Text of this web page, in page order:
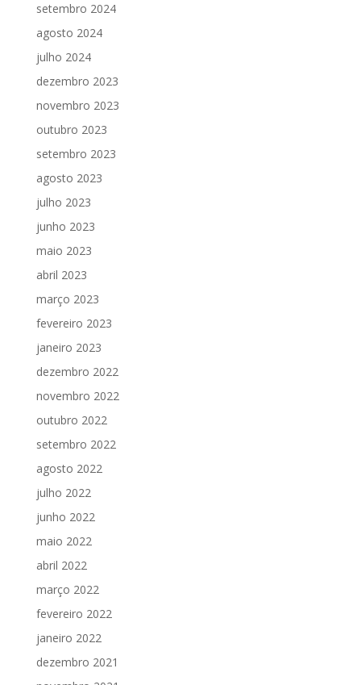
setembro 2024
agosto 2024
julho 2024
dezembro 2023
novembro 2023
outubro 2023
setembro 2023
agosto 2023
julho 2023
junho 2023
maio 2023
abril 2023
março 2023
fevereiro 2023
janeiro 2023
dezembro 2022
novembro 2022
outubro 2022
setembro 2022
agosto 2022
julho 2022
junho 2022
maio 2022
abril 2022
março 2022
fevereiro 2022
janeiro 2022
dezembro 2021